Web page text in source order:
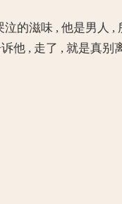
滋味 , 他是男人 ,
, 走了 , 就是真别离